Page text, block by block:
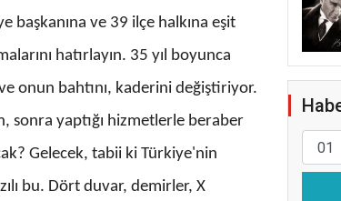
başkanına ve 39 ilçe halkına eşit
hatırlayın. 35 yıl boyunca
onun bahtını, kaderini değiştiriyor.
sonra yaptığı hizmetlerle beraber
Gelecek, tabii ki Türkiye'nin
bu. Dört duvar, demirler, X